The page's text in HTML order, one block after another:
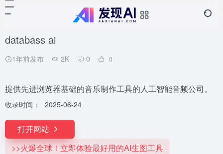
databass ai
1年前发布 2K 0 0
提供先进浏览器基础的音乐制作工具的人工智能音频公司。
收录时间： 2025-06-24
打开网站
>>火爆全球！立即体验最好用的AI生图工具